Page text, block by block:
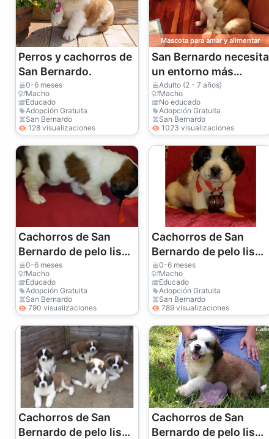
Perros y cachorros de
San Bernardo.
0-6 meses
Macho
Educado
Adopción Gratuita
San Bernardo
128 visualizaciones
Mascota para amar y alimentar
San Bernardo necesita
un entorno más
tranquilo.
Adulto (2 - 7 años)
Macho
No educado
Adopción Gratuita
San Bernardo
1023 visualizaciones
Cachorros de San
Bernardo de pelo liso
y áspero
0-6 meses
Macho
Educado
Adopción Gratuita
San Bernardo
790 visualizaciones
Cachorros de San
Bernardo de pelo liso
y áspero
0-6 meses
Macho
Educado
Adopción Gratuita
San Bernardo
789 visualizaciones
Cachorros de San
Bernardo de pelo liso
Cachorros de San
Bernardo de pelo liso